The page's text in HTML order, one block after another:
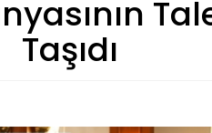
Taşıdı